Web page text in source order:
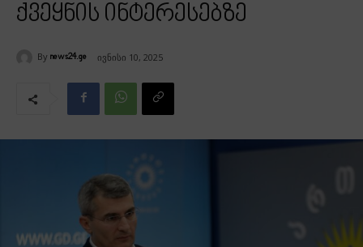
ქვეყნის ინტერესებზე
By news24.ge ივნისი 10, 2025